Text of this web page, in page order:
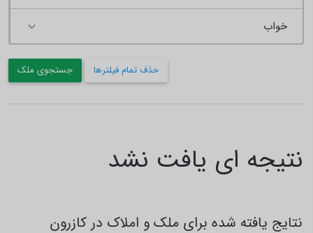
جستجوی ملک حذف تمام فیلترها
نتیجه ای یافت نشد
نتایج یافته شده برای ملک و املاک در کازرون